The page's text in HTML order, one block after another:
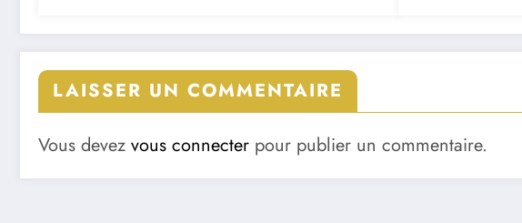
LAISSER UN COMMENTAIRE
Vous devez vous connecter pour publier un commentaire.